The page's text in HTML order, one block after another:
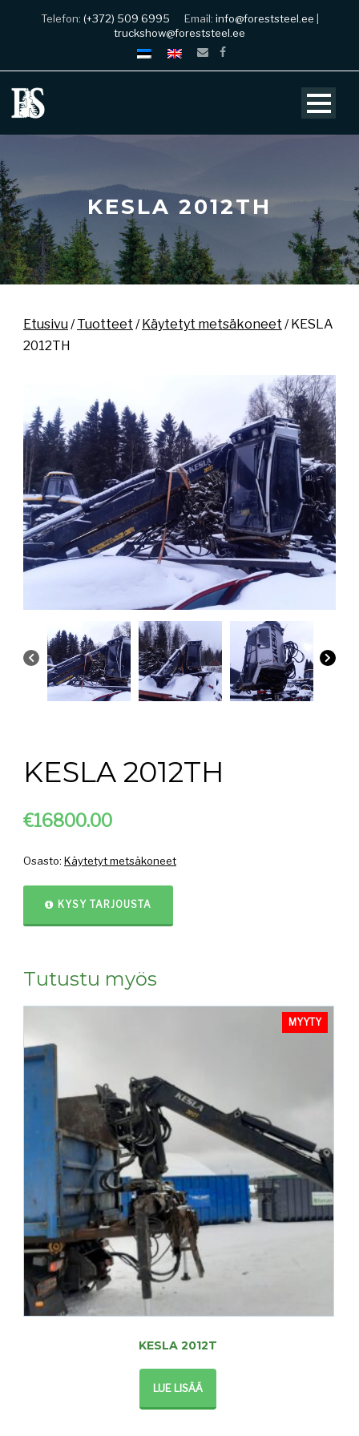
Telefon: (+372) 509 6995 Email: info@foreststeel.ee
truckshow@foreststeel.ee
KESLA 2012TH
Etusivu/Tuotteet /Käytetyt metsäkoneet / KESLA
2012TH
KESLA 2012TH
€16800.00
Osasto: Käytetyt metsäkoneet
KYSY TARJOUSTA
Tutustu myös
MYYTY
KESLA 2012T
LUE LISÄÄ